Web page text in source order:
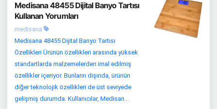
Medisana 48455 Dijital Banyo Tartısı
Kullanan Yorumları
medisana
Medisana 48455 Dijital Banyo Tartısı
Özellikleri Ürünün özellikleri arasında yüksek
standartlarda malzemelerden imal edilmiş
özellikler içeriyor. Bunların dışında, ürünün
diğer teknolojik özellikleri de üst seviyede
gelişmiş durumda. Kullanıcılar, Medisan...